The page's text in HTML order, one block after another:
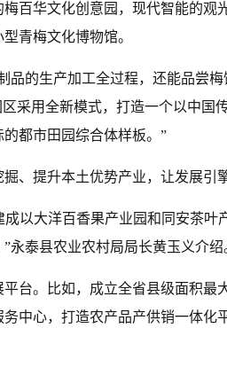
百华文化创意园，现代智能的观
青梅文化博物馆。
品的生产加工全过程，还能品尝
采用全新模式，打造一个以中国
都市田园综合体样板。”
、提升本土优势产业，让发展引
成以大洋百香果产业园和同安茶叶
永泰县农业农村局局长黄玉义介绍
台。比如，成立全省县级面积最
中心，打造农产品产供销一体化